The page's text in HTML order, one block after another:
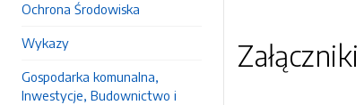
Ochrona Środowiska
Wykazy
Gospodarka komunalna,
Inwestycje, Budownictwo i